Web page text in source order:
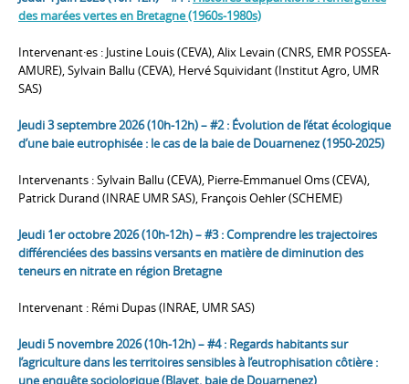
des marées vertes en Bretagne (1960s-1980s)
Intervenant·es : Justine Louis (CEVA), Alix Levain (CNRS, EMR POSSEA-
AMURE), Sylvain Ballu (CEVA), Hervé Squividant (Institut Agro, UMR
SAS)
Jeudi 3 septembre 2026 (10h-12h) – #2 : Évolution de l’état écologique
d’une baie eutrophisée : le cas de la baie de Douarnenez (1950-2025)
Intervenants : Sylvain Ballu (CEVA), Pierre-Emmanuel Oms (CEVA),
Patrick Durand (INRAE UMR SAS), François Oehler (SCHEME)
Jeudi 1er octobre 2026 (10h-12h) – #3 : Comprendre les trajectoires
différenciées des bassins versants en matière de diminution des
teneurs en nitrate en région Bretagne
Intervenant : Rémi Dupas (INRAE, UMR SAS)
Jeudi 5 novembre 2026 (10h-12h) – #4 : Regards habitants sur
l’agriculture dans les territoires sensibles à l’eutrophisation côtière :
une enquête sociologique (Blavet, baie de Douarnenez)